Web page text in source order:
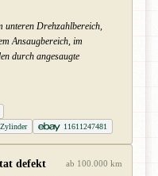
unteren Drehzahlbereich,
Ansaugbereich, im
durch angesaugte
11611247481
defekt ab 100.000 km